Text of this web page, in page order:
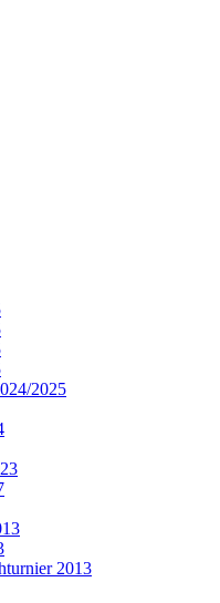
2025
2013